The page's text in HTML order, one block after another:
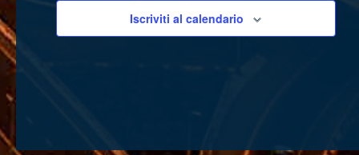
Iscriviti al calendario